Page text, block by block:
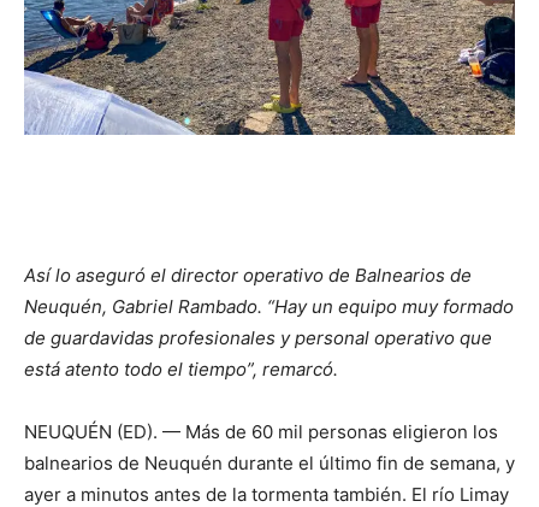
Así lo aseguró el director operativo de Balnearios de
Neuquén, Gabriel Rambado. “Hay un equipo muy formado
de guardavidas profesionales y personal operativo que
está atento todo el tiempo”, remarcó.
NEUQUÉN (ED). — Más de 60 mil personas eligieron los
balnearios de Neuquén durante el último fin de semana, y
ayer a minutos antes de la tormenta también. El río Limay